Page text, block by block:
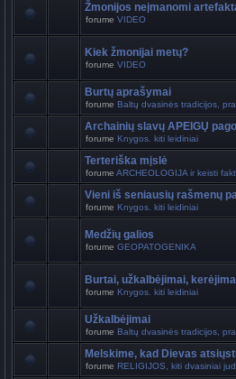
Žmonijos neįmanomi
forume VIDEO
Kiek žmonijai metų?
forume VIDEO
Burtų aprašymai
forume Baltų dvasinės tradicijos,
Archainių slavų APEIGŲ
forume Knygos. kiti leidiniai
Terteriška mįslė
forume ARCHEOLOGIJA ir keisti
Vieni iš seniausių rašmenų
forume Knygos. kiti leidiniai
Medžių galios
forume GEOPATOGENIKA
Burtai, užkalbėjimai,
forume Knygos. kiti leidiniai
Užkalbėjimai
forume Baltų dvasinės tradicijos,
Melskime, kad Dievas
forume RELIGIJOS, kiti dvasiniai